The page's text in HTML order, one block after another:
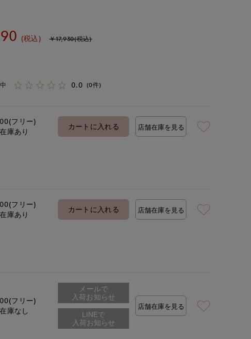
着用サイズ:00（M）
(税込) ￥17,930(税込)
0.0 (0件)
00(フリー)
在庫あり
カートに入れる 店舗在庫を見る
00(フリー)
在庫あり
カートに入れる 店舗在庫を見る
00(フリー)
在庫なし
メールで
入荷お知らせ
店舗在庫を見る